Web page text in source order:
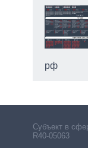
рф
Субъект в
R40-05063